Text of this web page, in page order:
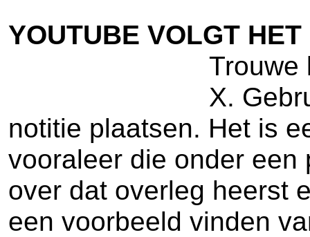
YOUTUBE VOLGT
Trouwe
X.
notitie plaatsen. Het is
vooraleer die onder een
over dat overleg heerst
een voorbeeld vinden